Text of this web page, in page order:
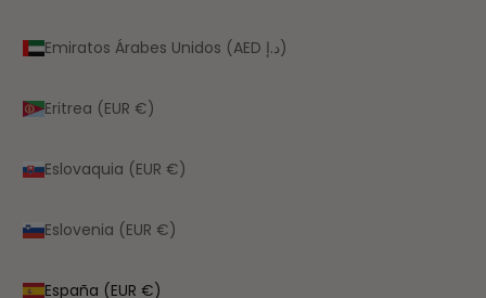
Emiratos Árabes Unidos (AED د.إ)
Eritrea (EUR €)
Eslovaquia (EUR €)
Eslovenia (EUR €)
España (EUR €)